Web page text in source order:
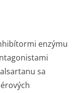
enzýmu
sa